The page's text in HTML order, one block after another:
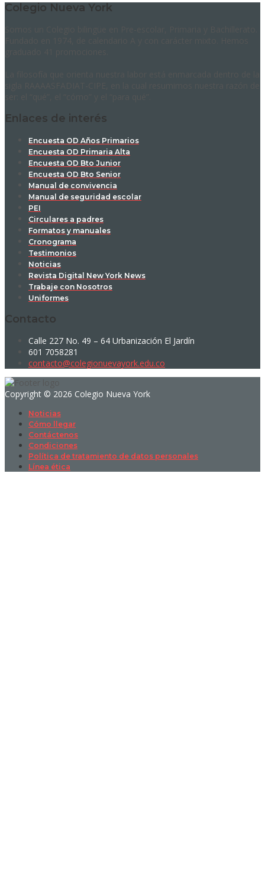
Colegio Nueva York
Enlaces de interés
Encuesta OD Años Primarios
Encuesta OD Primaria Alta
Encuesta OD Bto Junior
Encuesta OD Bto Senior
Manual de convivencia
Manual de seguridad escolar
PEI
Circulares a padres
Formatos y manuales
Cronograma
Testimonios
Noticias
Revista Digital New York News
Trabaje con Nosotros
Uniformes
Contacto
Calle 227 No. 49 – 64 Urbanización El Jardín
601 7058281
contacto@colegionuevayork.edu.co
Copyright © 2026 Colegio Nueva York
Noticias
Cómo llegar
Contáctenos
Condiciones
Política de tratamiento de datos personales
Línea ética